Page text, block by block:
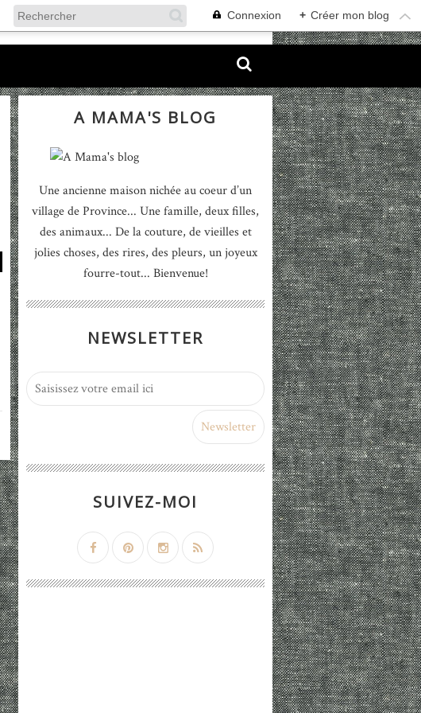
Connexion + Créer mon blog
A MAMA'S BLOG
Une ancienne maison nichée au coeur d’un
village de Province... Une famille, deux filles,
des animaux... De la couture, de vieilles et
jolies choses, des rires, des pleurs, un joyeux
fourre-tout... Bienvenue!
NEWSLETTER
SUIVEZ-MOI